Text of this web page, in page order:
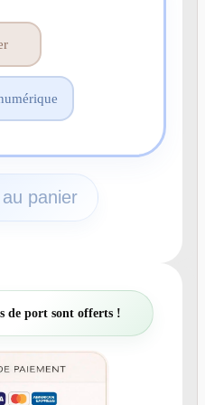
panier
de port sont offerts !